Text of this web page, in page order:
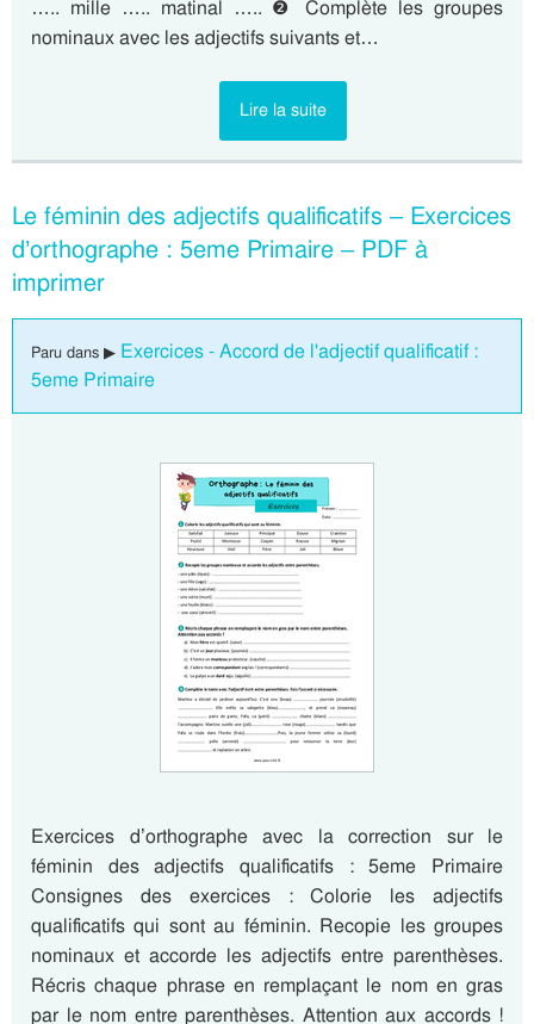
….. mille ….. matinal ….. ❷ Complète les groupes
nominaux avec les adjectifs suivants et…
Lire la suite
Le féminin des adjectifs qualificatifs – Exercices
d’orthographe : 5eme Primaire – PDF à
imprimer
Paru dans ▶ Exercices - Accord de l'adjectif qualificatif :
5eme Primaire
Exercices d’orthographe avec la correction sur le
féminin des adjectifs qualificatifs : 5eme Primaire
Consignes des exercices : Colorie les adjectifs
qualificatifs qui sont au féminin. Recopie les groupes
nominaux et accorde les adjectifs entre parenthèses.
Récris chaque phrase en remplaçant le nom en gras
par le nom entre parenthèses. Attention aux accords !